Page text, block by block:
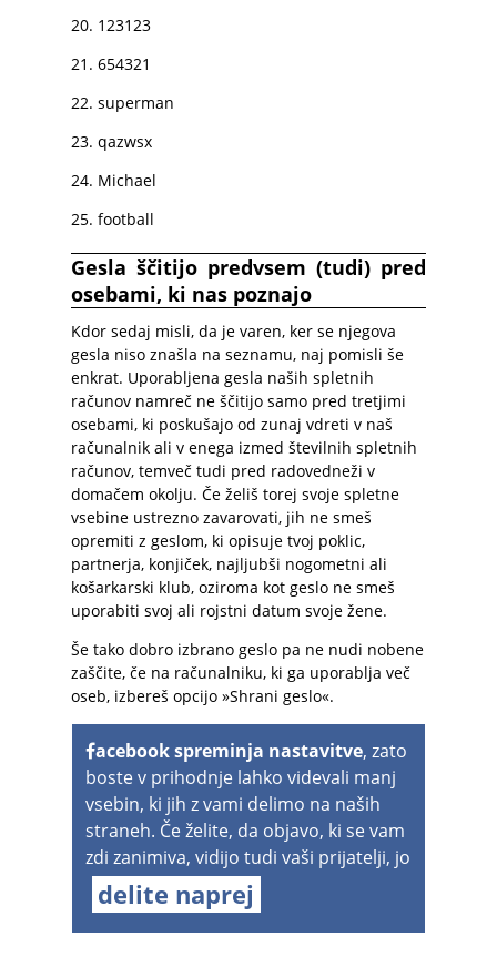
20. 123123
21. 654321
22. superman
23. qazwsx
24. Michael
25. football
Gesla ščitijo predvsem (tudi) pred
osebami, ki nas poznajo
Kdor sedaj misli, da je varen, ker se njegova
gesla niso znašla na seznamu, naj pomisli še
enkrat. Uporabljena gesla naših spletnih
računov namreč ne ščitijo samo pred tretjimi
osebami, ki poskušajo od zunaj vdreti v naš
računalnik ali v enega izmed številnih spletnih
računov, temveč tudi pred radovedneži v
domačem okolju. Če želiš torej svoje spletne
vsebine ustrezno zavarovati, jih ne smeš
opremiti z geslom, ki opisuje tvoj poklic,
partnerja, konjiček, najljubši nogometni ali
košarkarski klub, oziroma kot geslo ne smeš
uporabiti svoj ali rojstni datum svoje žene.
Še tako dobro izbrano geslo pa ne nudi nobene
zaščite, če na računalniku, ki ga uporablja več
oseb, izbereš opcijo »Shrani geslo«.
acebook spreminja nastavitve, zato
boste v prihodnje lahko videvali manj
vsebin, ki jih z vami delimo na naših
straneh. Če želite, da objavo, ki se vam
zdi zanimiva, vidijo tudi vaši prijatelji, jo
delite naprej